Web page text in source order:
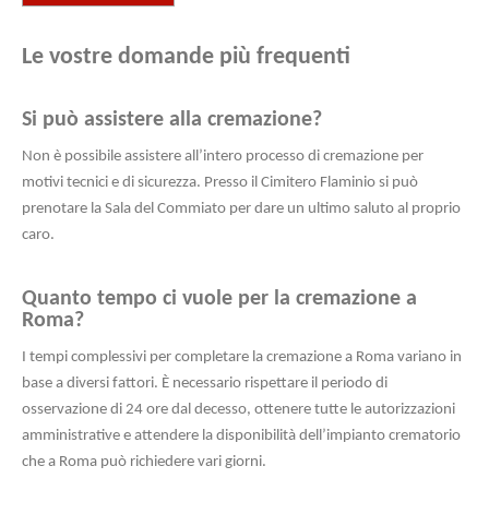
Le vostre domande più frequenti
Si può assistere alla cremazione?
Non è possibile assistere all’intero processo di cremazione per
motivi tecnici e di sicurezza. Presso il Cimitero Flaminio si può
prenotare la Sala del Commiato per dare un ultimo saluto al proprio
caro.
Quanto tempo ci vuole per la cremazione a
Roma?
I tempi complessivi per completare la cremazione a Roma variano in
base a diversi fattori. È necessario rispettare il periodo di
osservazione di 24 ore dal decesso, ottenere tutte le autorizzazioni
amministrative e attendere la disponibilità dell’impianto crematorio
che a Roma può richiedere vari giorni.